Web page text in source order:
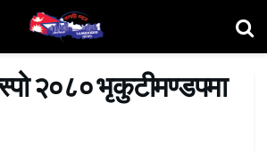
२०८० भृकुटीमण्डपमा